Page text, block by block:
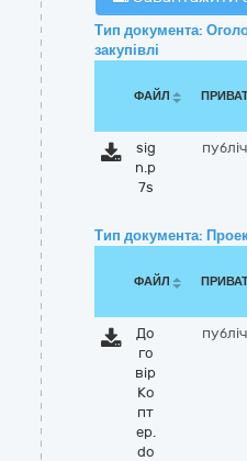
Тип документа:
закупівлі
ФАЙЛ
sig
n.p
7s
Тип документа:
ФАЙЛ
До
го
вір
Ко
пт
ер.
do